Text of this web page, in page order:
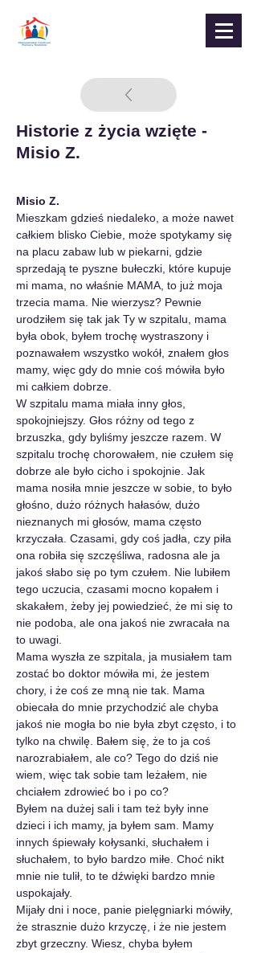
Historie z życia wzięte -
Misio Z.
Misio Z.
Mieszkam gdzieś niedaleko, a może nawet
całkiem blisko Ciebie, może spotykamy się
na placu zabaw lub w piekarni, gdzie
sprzedają te pyszne bułeczki, które kupuje
mi mama, no właśnie MAMA, to już moja
trzecia mama. Nie wierzysz? Pewnie
urodziłem się tak jak Ty w szpitalu, mama
była obok, byłem trochę wystraszony i
poznawałem wszystko wokół, znałem głos
mamy, więc gdy do mnie coś mówiła było
mi całkiem dobrze.
W szpitalu mama miała inny głos,
spokojniejszy. Głos różny od tego z
brzuszka, gdy byliśmy jeszcze razem. W
szpitalu trochę chorowałem, nie czułem się
dobrze ale było cicho i spokojnie. Jak
mama nosiła mnie jeszcze w sobie, to było
głośno, dużo różnych hałasów, dużo
nieznanych mi głosów, mama często
krzyczała. Czasami, gdy coś jadła, czy piła
ona robiła się szczęśliwa, radosna ale ja
jakoś słabo się po tym czułem. Nie lubiłem
tego uczucia, czasami mocno kopałem i
skakałem, żeby jej powiedzieć, że mi się to
nie podoba, ale ona jakoś nie zwracała na
to uwagi.
Mama wyszła ze szpitala, ja musiałem tam
zostać bo doktor mówiła mi, że jestem
chory, i że coś ze mną nie tak. Mama
obiecała do mnie przychodzić ale chyba
jakoś nie mogła bo nie była zbyt często, i to
tylko na chwilę. Bałem się, że to ja coś
narozrabiałem, ale co? Tego do dziś nie
wiem, więc tak sobie tam leżałem, nie
chciałem zdrowieć bo i po co?
Byłem na dużej sali i tam też były inne
dzieci i ich mamy, ja byłem sam. Mamy
innych śpiewały kołysanki, słuchałem i
słuchałem, to było bardzo miłe. Choć nikt
mnie nie tulił, to te dźwięki bardzo mnie
uspokajały.
Mijały dni i noce, panie pielęgniarki mówiły,
że strasznie dużo krzyczę, i że nie jestem
zbyt grzeczny. Wiesz, chyba byłem